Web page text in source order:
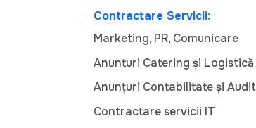
Contractare Servicii:
Marketing, PR, Comunicare
Anunturi Catering și Logistică
Anunțuri Contabilitate și Audit
Contractare servicii IT